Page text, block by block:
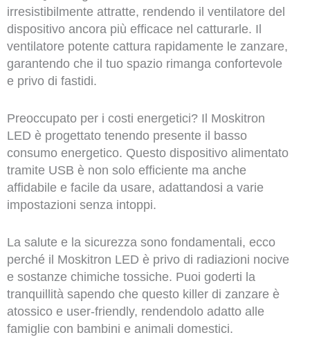
irresistibilmente attratte, rendendo il ventilatore del
dispositivo ancora più efficace nel catturarle. Il
ventilatore potente cattura rapidamente le zanzare,
garantendo che il tuo spazio rimanga confortevole
e privo di fastidi.
Preoccupato per i costi energetici? Il Moskitron
LED è progettato tenendo presente il basso
consumo energetico. Questo dispositivo alimentato
tramite USB è non solo efficiente ma anche
affidabile e facile da usare, adattandosi a varie
impostazioni senza intoppi.
La salute e la sicurezza sono fondamentali, ecco
perché il Moskitron LED è privo di radiazioni nocive
e sostanze chimiche tossiche. Puoi goderti la
tranquillità sapendo che questo killer di zanzare è
atossico e user-friendly, rendendolo adatto alle
famiglie con bambini e animali domestici.